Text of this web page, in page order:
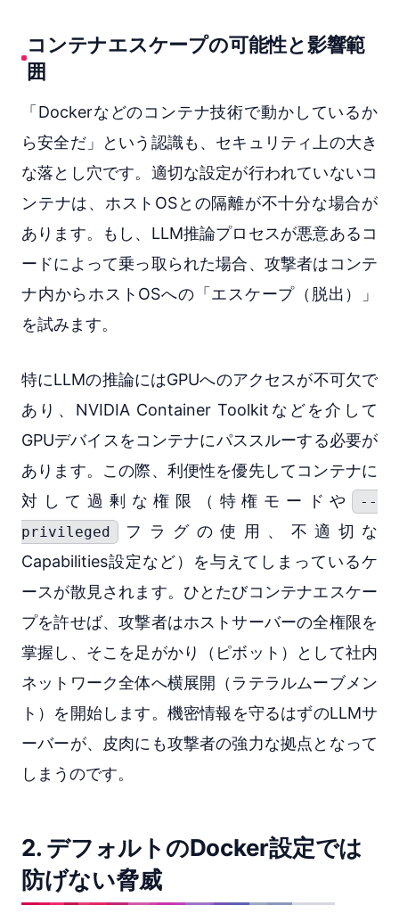
コンテナエスケープの可能性と影響範
囲
「Dockerなどのコンテナ技術で動かしているか
ら安全だ」という認識も、セキュリティ上の大き
な落とし穴です。適切な設定が行われていないコ
ンテナは、ホストOSとの隔離が不十分な場合が
あります。もし、LLM推論プロセスが悪意あるコ
ードによって乗っ取られた場合、攻撃者はコンテ
ナ内からホストOSへの「エスケープ（脱出）」
を試みます。
特にLLMの推論にはGPUへのアクセスが不可欠で
あり、NVIDIA Container Toolkitなどを介して
GPUデバイスをコンテナにパススルーする必要が
あります。この際、利便性を優先してコンテナに
対して過剰な権限（特権モードや
--
privileged
フラグの使用、不適切な
Capabilities設定など）を与えてしまっているケ
ースが散見されます。ひとたびコンテナエスケー
プを許せば、攻撃者はホストサーバーの全権限を
掌握し、そこを足がかり（ピボット）として社内
ネットワーク全体へ横展開（ラテラルムーブメン
ト）を開始します。機密情報を守るはずのLLMサ
ーバーが、皮肉にも攻撃者の強力な拠点となって
しまうのです。
2. デフォルトのDocker設定では
防げない脅威